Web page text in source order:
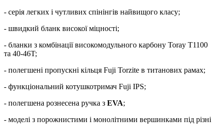
- серія легких і чутливих спінінгів найвищого класу;
- швидкий бланк високої міцності;
- бланки з комбінації високомодульного карбону Toray Т1100
та 40-46T;
- полегшені пропускні кільця Fuji Torzite в титанових рамах;
- функціональний котушкотримач Fuji IPS;
- полегшена рознесена ручка з EVA;
- моделі з порожнистими і монолітними вершинками під різні